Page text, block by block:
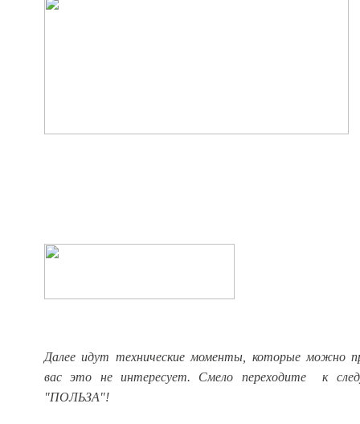
Далее идут технические моменты, которые можно
вас это не интересует. Смело переходите к
"ПОЛЬЗА"!